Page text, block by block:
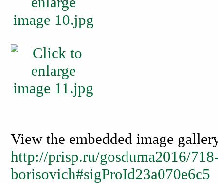
View the embedded image
http://prisp.ru/gosduma2016/
borisovich#sigProId23a070e6c5